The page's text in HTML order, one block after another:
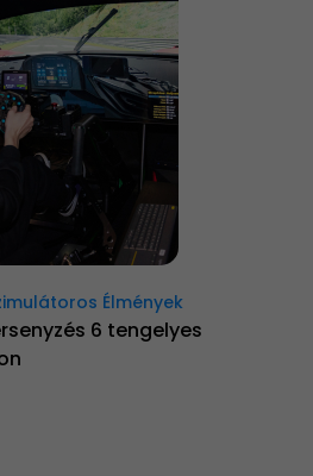
Élmények
6 tengelyes